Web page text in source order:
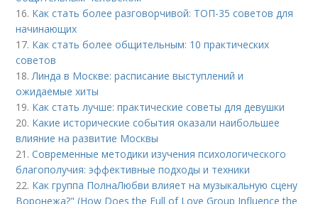
16. Как стать более разговорчивой: ТОП-35 советов для
начинающих
17. Как стать более общительным: 10 практических
советов
18. Линда в Москве: расписание выступлений и
ожидаемые хиты
19. Как стать лучше: практические советы для девушки
20. Какие исторические события оказали наибольшее
влияние на развитие Москвы
21.Современные методики изучения психологического
благополучия: эффективные подходы и техники
22. Как группа ПолнаЛюбви влияет на музыкальную сцену
Воронежа?" (How Does the Full of Love Group Influence the